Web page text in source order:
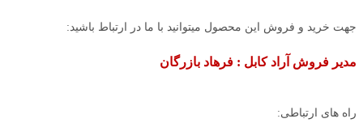
جهت خرید و فروش این محصول میتوانید با ما در ارتباط باشید:
مدیر فروش آراد کابل : فرهاد بازرگان
راه های ارتباطی: